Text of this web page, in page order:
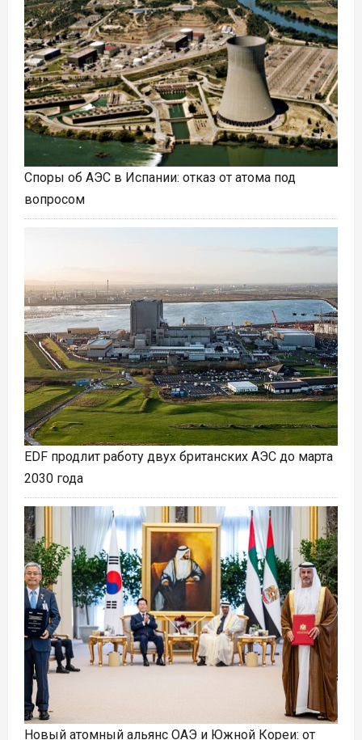
Споры об АЭС в Испании: отказ от атома под
вопросом
EDF продлит работу двух британских АЭС до марта
2030 года
Новый атомный альянс ОАЭ и Южной Кореи: от